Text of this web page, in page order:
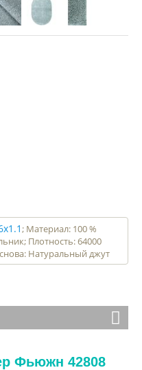
; Материал: 100 %
Плотность: 64000
Натуральный джут
Фьюжн 42808